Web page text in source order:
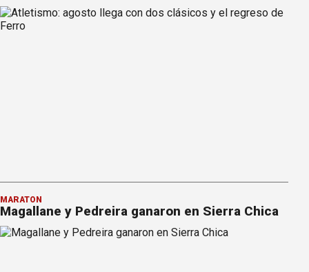
MARATÓN
Magallane y Pedreira ganaron en Sierra Chica